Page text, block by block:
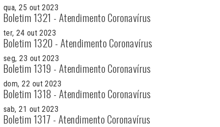
qua, 25 out 2023
Boletim 1321 - Atendimento Coronavírus
ter, 24 out 2023
Boletim 1320 - Atendimento Coronavírus
seg, 23 out 2023
Boletim 1319 - Atendimento Coronavírus
dom, 22 out 2023
Boletim 1318 - Atendimento Coronavírus
sab, 21 out 2023
Boletim 1317 - Atendimento Coronavírus